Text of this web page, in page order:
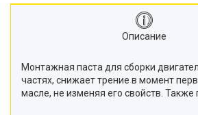
Описание
Монтажная паста для сборки
частях, снижает трение в момент
масле, не изменяя его свойств.